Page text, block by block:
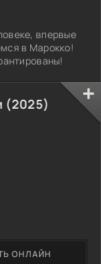
впервые
в Марокко!
(2025)
ОНЛАЙН